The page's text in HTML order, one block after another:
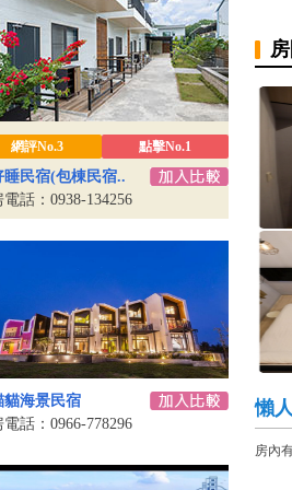
網評No.3 點擊No.1
睡民宿(包棟民宿..
話：0938-134256
貓海景民宿
話：0966-778296
懶
房內